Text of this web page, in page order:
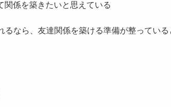
係を築きたいと思えている
なら、友達関係を築ける準備が整っている